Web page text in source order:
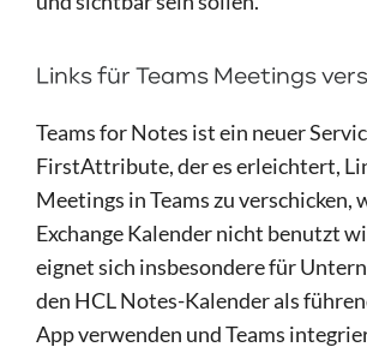
Links für Teams Meetings
Teams for Notes ist ein neuer
FirstAttribute, der es erleichtert,
Meetings in Teams zu verschicken,
Exchange Kalender nicht benutzt
eignet sich insbesondere für
den HCL Notes-Kalender als
App verwenden und Teams